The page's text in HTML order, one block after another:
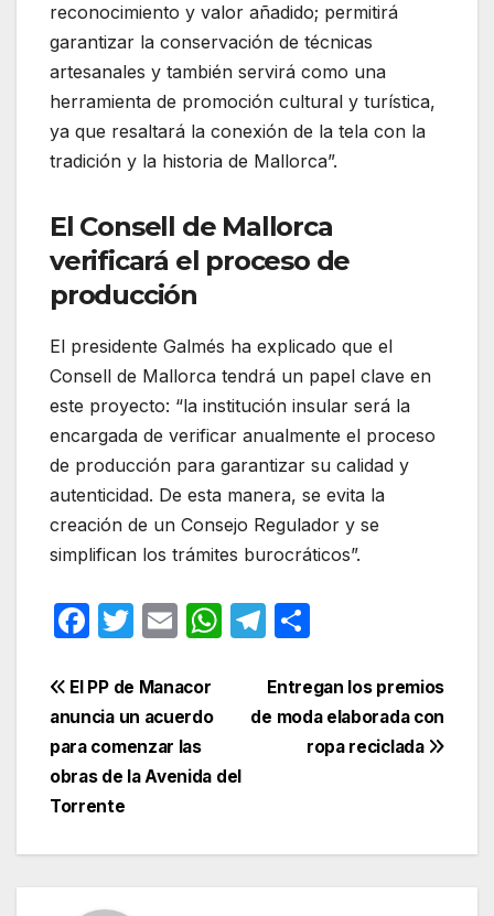
reconocimiento y valor añadido; permitirá
garantizar la conservación de técnicas
artesanales y también servirá como una
herramienta de promoción cultural y turística,
ya que resaltará la conexión de la tela con la
tradición y la historia de Mallorca”.
El Consell de Mallorca
verificará el proceso de
producción
El presidente Galmés ha explicado que el
Consell de Mallorca tendrá un papel clave en
este proyecto: “la institución insular será la
encargada de verificar anualmente el proceso
de producción para garantizar su calidad y
autenticidad. De esta manera, se evita la
creación de un Consejo Regulador y se
simplifican los trámites burocráticos”.
F
c
e
b
o
k
T
itt
er
E
ail
W
A
p
T
e
gr
m
p
ar
Navegación
de
entradas
Entregan los premios
de moda elaborada con
ropa reciclada
El PP de Manacor
anuncia un acuerdo
para comenzar las
obras de la Avenida del
Torrente